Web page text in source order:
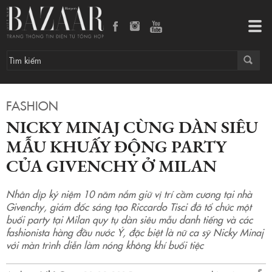
FASHION
NICKY MINAJ CÙNG DÀN SIÊU
MẪU KHUẤY ĐỘNG PARTY
CỦA GIVENCHY Ở MILAN
Nhân dịp kỷ niệm 10 năm nắm giữ vị trí cầm cương tại nhà
Givenchy, giám đốc sáng tạo Riccardo Tisci đã tổ chức một
buổi party tại Milan quy tụ dàn siêu mẫu danh tiếng và các
fashionista hàng đầu nước Ý, đặc biệt là nữ ca sỹ Nicky Minaj
với màn trình diễn làm nóng không khí buổi tiệc